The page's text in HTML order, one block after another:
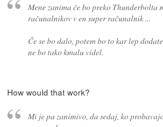
Mene zanima če bo preko Thunderbolta
računalnikov v en super računalnik ...
Če se bo dalo, potem bo to kar lep
ne bo tako kmalu videl.
How would that work?
Mi je pa zanimivo, da sedaj, ko